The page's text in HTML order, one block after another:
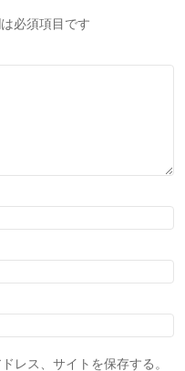
必須項目です
レス、サイトを保存する。